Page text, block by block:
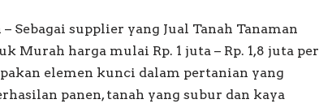
– Sebagai supplier yang Jual Tanah Tanaman
Murah harga mulai Rp. 1 juta – Rp. 1,8 juta per
elemen kunci dalam pertanian yang
panen, tanah yang subur dan kaya